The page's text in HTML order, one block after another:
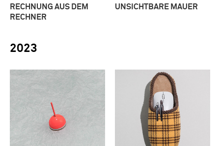
RECHNUNG AUS DEM
RECHNER
UNSICHTBARE MAUER
2023